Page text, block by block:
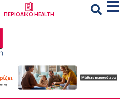
ΠΕΡΙΟΔΙΚΟ HEALTH